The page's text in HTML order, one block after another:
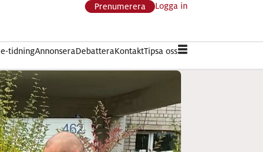
Prenumerera Logga in
e-tidningAnnonseraDebatteraKontaktTipsa oss